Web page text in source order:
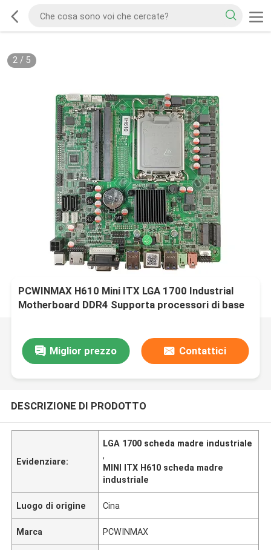
2/ 5
PCWINMAX H610 Mini ITX LGA 1700 Industrial
Motherboard DDR4 Supporta processori di base
Miglior prezzo Contattici
DESCRIZIONE DI PRODOTTO
Evidenziare:
LGA 1700 scheda madre industriale
,
MINI ITX H610 scheda madre
industriale
Luogo di origine Cina
Marca PCWINMAX